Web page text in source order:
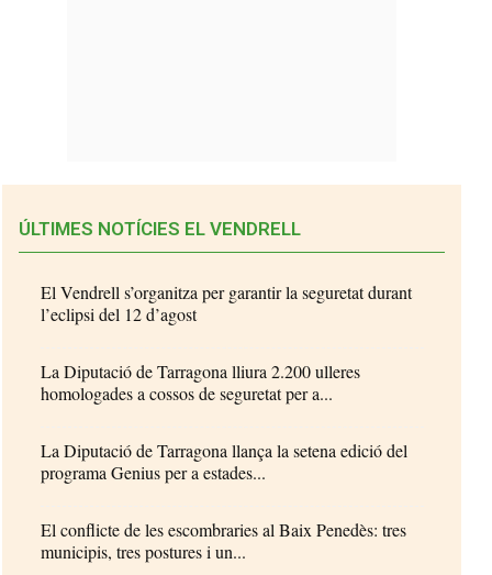
ÚLTIMES NOTÍCIES EL VENDRELL
El Vendrell s’organitza per garantir la seguretat durant
l’eclipsi del 12 d’agost
La Diputació de Tarragona lliura 2.200 ulleres
homologades a cossos de seguretat per a...
La Diputació de Tarragona llança la setena edició del
programa Genius per a estades...
El conflicte de les escombraries al Baix Penedès: tres
municipis, tres postures i un...